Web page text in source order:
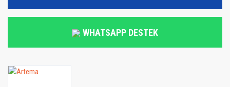
WHATSAPP DESTEK